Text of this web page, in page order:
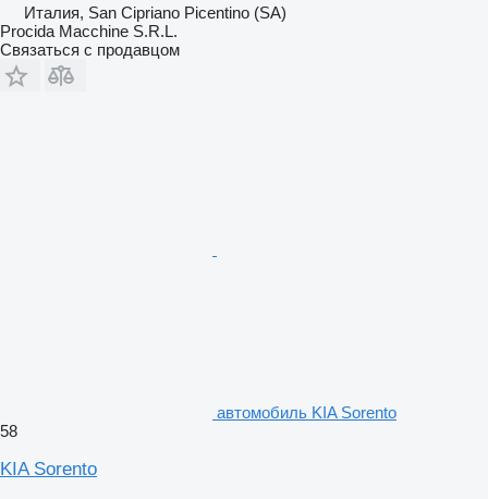
Италия, San Cipriano Picentino (SA)
Procida Macchine S.R.L.
Связаться с продавцом
автомобиль KIA Sorento
58
KIA Sorento